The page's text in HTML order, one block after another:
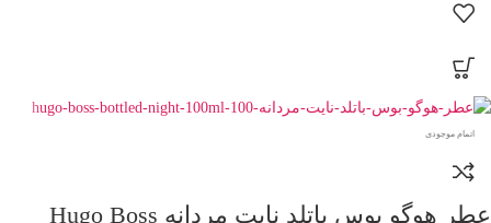
اتمام موجودی
عطر هوگو بوس باتلد نایت مردانه Hugo Boss